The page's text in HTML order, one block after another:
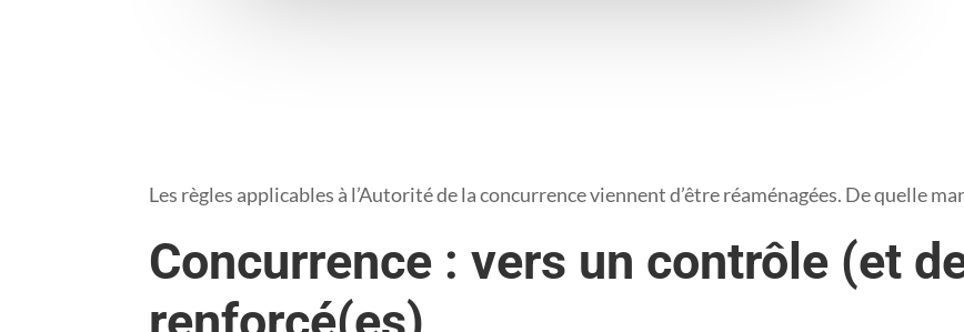
Les règles applicables à l’Autorité de la concurrence viennent d’être réaménagées. De quelle
Concurrence : vers un contrôle (et